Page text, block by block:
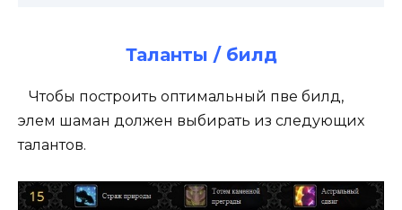
Таланты / билд
Чтобы построить оптимальный пве билд,
элем шаман должен выбирать из следующих
талантов.